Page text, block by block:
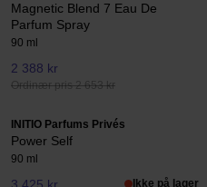
Magnetic Blend 7 Eau De
Parfum Spray
90 ml
2 388 kr
Ordinær pris 2 653 kr
INITIO Parfums Privés
Power Self
90 ml
3 425 kr Ikke på lager